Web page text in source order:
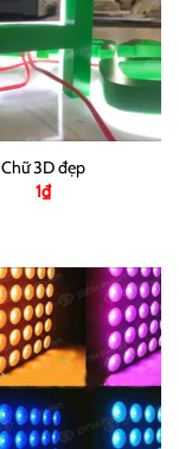
Chữ 3D đẹp
1₫